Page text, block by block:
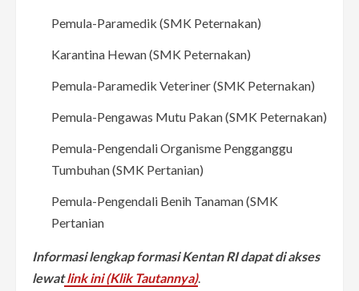
Pemula-Paramedik (SMK Peternakan)
Karantina Hewan (SMK Peternakan)
Pemula-Paramedik Veteriner (SMK Peternakan)
Pemula-Pengawas Mutu Pakan (SMK Peternakan)
Pemula-Pengendali Organisme Pengganggu
Tumbuhan (SMK Pertanian)
Pemula-Pengendali Benih Tanaman (SMK
Pertanian
Informasi lengkap formasi Kentan RI dapat di akses
lewatlink ini (Klik Tautannya).